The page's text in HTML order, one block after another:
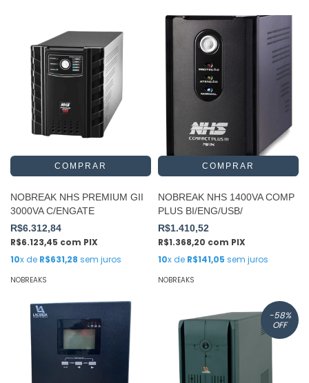
NOBREAK NHS PREMIUM GII
3000VA C/ENGATE
R$6.312,84
R$6.123,45 com PIX
10x de R$631,28 sem juros
NOBREAKS
NOBREAK NHS 1400VA COMP
PLUS BI/ENG/USB/
R$1.410,52
R$1.368,20 com PIX
10x de R$141,05 sem juros
NOBREAKS
-58%
OFF